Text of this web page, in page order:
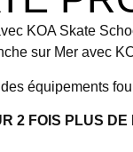
KOA Skate
sur Mer avec
équipements
2 FOIS PLUS DE